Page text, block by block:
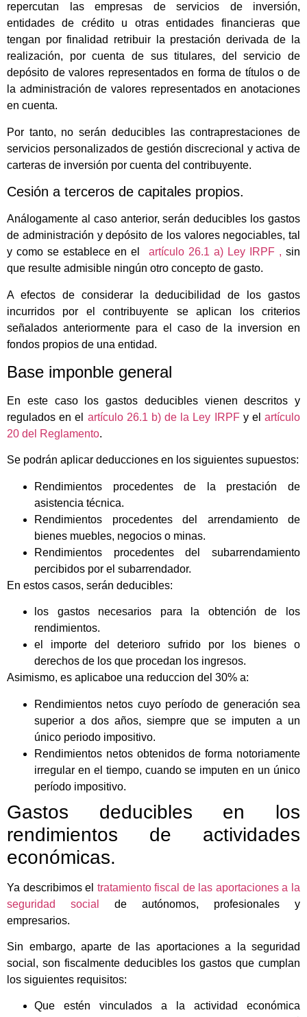
repercutan las empresas de servicios de inversión,
entidades de crédito u otras entidades financieras que
tengan por finalidad retribuir la prestación derivada de la
realización, por cuenta de sus titulares, del servicio de
depósito de valores representados en forma de títulos o de
la administración de valores representados en anotaciones
en cuenta.
Por tanto, no serán deducibles las contraprestaciones de
servicios personalizados de gestión discrecional y activa de
carteras de inversión por cuenta del contribuyente.
Cesión a terceros de capitales propios.
Análogamente al caso anterior, serán deducibles los gastos
de administración y depósito de los valores negociables, tal
y como se establece en el artículo 26.1 a) Ley IRPF , sin
que resulte admisible ningún otro concepto de gasto.
A efectos de considerar la deducibilidad de los gastos
incurridos por el contribuyente se aplican los criterios
señalados anteriormente para el caso de la inversion en
fondos propios de una entidad.
Base imponble general
En este caso los gastos deducibles vienen descritos y
regulados en el artículo 26.1 b) de la Ley IRPF y elartículo
20 del Reglamento.
Se podrán aplicar deducciones en los siguientes supuestos:
Rendimientos procedentes de la prestación de
asistencia técnica.
Rendimientos procedentes del arrendamiento de
bienes muebles, negocios o minas.
Rendimientos procedentes del subarrendamiento
percibidos por el subarrendador.
En estos casos, serán deducibles:
los gastos necesarios para la obtención de los
rendimientos.
el importe del deterioro sufrido por los bienes o
derechos de los que procedan los ingresos.
Asimismo, es aplicaboe una reduccion del 30% a:
Rendimientos netos cuyo período de generación sea
superior a dos años, siempre que se imputen a un
único periodo impositivo.
Rendimientos netos obtenidos de forma notoriamente
irregular en el tiempo, cuando se imputen en un único
período impositivo.
Gastos deducibles en los
rendimientos de actividades
económicas.
Ya describimos el tratamiento fiscal de las aportaciones a la
seguridad social
de autónomos, profesionales y
empresarios.
Sin embargo, aparte de las aportaciones a la seguridad
social, son fiscalmente deducibles los gastos que cumplan
los siguientes requisitos:
Que estén vinculados a la actividad económica